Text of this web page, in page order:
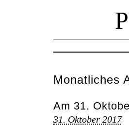
Monatliches
Am 31.
31. Oktober 2017